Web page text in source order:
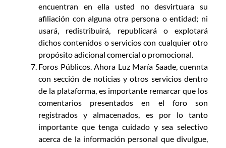
encuentran en ella usted no desvirtuara su
afiliación con alguna otra persona o entidad; ni
usará, redistribuirá, republicará o explotará
dichos contenidos o servicios con cualquier otro
propósito adicional comercial o promocional.
Foros Públicos. Ahora Luz María Saade, cuennta
con sección de noticias y otros servicios dentro
de la plataforma, es importante remarcar que los
comentarios presentados en el foro son
registrados y almacenados, es por lo tanto
importante que tenga cuidado y sea selectivo
acerca de la información personal que divulgue,